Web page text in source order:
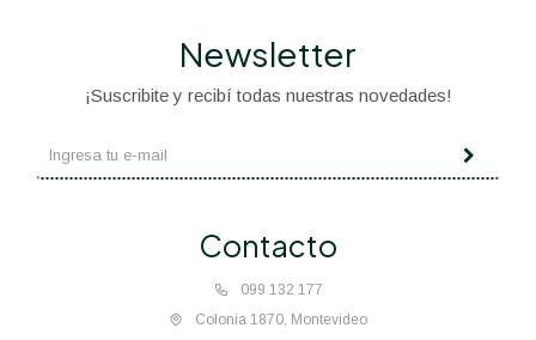
Contacto
099 132 177
Colonia 1870, Montevideo
Newsletter
¡Suscribite y recibí todas nuestras novedades!